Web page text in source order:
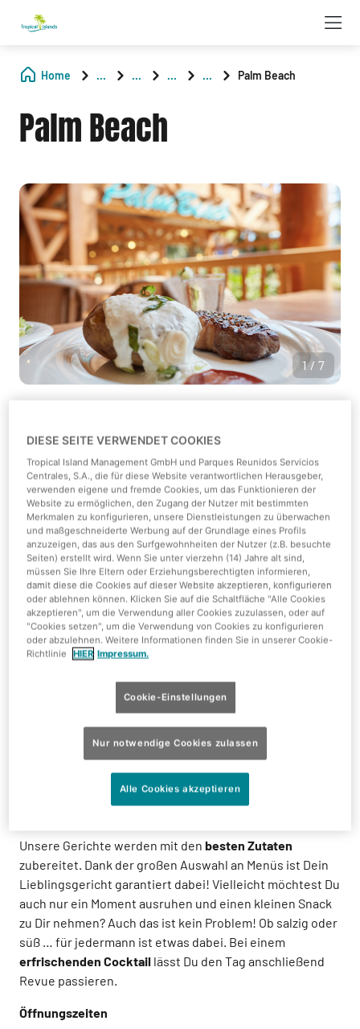
Home ... ... ... ... Palm Beach
Palm Beach
1/7
Á la carte
Vegan
€€
Mehr Details anzeigen
Das beste Essen gibt es im Palm Beach
Essen und dabei auf die Südsee blicken?
Stell Dir vor, Du sitzt beim Essen und hast den schönsten
Blick auf die Südsee, eine tropische Landschaft,
Urlaubsfeeling pur …. Genau das bietet Dir das Palm
Beach Restaurant. Ein ganz spezieller Ort im Tropical
Islands, wo Du in einem entspannten Ambiente relaxen
Unsere Gerichte werden mit den besten Zutaten
zubereitet. Dank der großen Auswahl an Menüs ist Dein
Lieblingsgericht garantiert dabei! Vielleicht möchtest Du
auch nur ein Moment ausruhen und einen kleinen Snack
zu Dir nehmen? Auch das ist kein Problem! Ob salzig oder
süß … für jedermann ist etwas dabei. Bei einem
erfrischenden Cocktail lässt Du den Tag anschließend
Revue passieren.
Öffnungszeiten
DIESE SEITE VERWENDET COOKIES
Tropical Island Management GmbH und Parques Reunidos Servicios
Centrales, S.A., die für diese Website verantwortlichen Herausgeber,
verwenden eigene und fremde Cookies, um das Funktionieren der
Website zu ermöglichen, den Zugang der Nutzer mit bestimmten
Merkmalen zu konfigurieren, unsere Dienstleistungen zu überwachen
und maßgeschneiderte Werbung auf der Grundlage eines Profils
anzuzeigen, das aus den Surfgewohnheiten der Nutzer (z.B. besuchte
Seiten) erstellt wird. Wenn Sie unter vierzehn (14) Jahre alt sind,
müssen Sie Ihre Eltern oder Erziehungsberechtigten informieren,
damit diese die Cookies auf dieser Website akzeptieren, konfigurieren
oder ablehnen können. Klicken Sie auf die Schaltfläche "Alle Cookies
akzeptieren", um die Verwendung aller Cookies zuzulassen, oder auf
"Cookies setzen", um die Verwendung von Cookies zu konfigurieren
oder abzulehnen. Weitere Informationen finden Sie in unserer Cookie-
Richtlinie
HIER Impressum.
Cookie-Einstellungen
Nur notwendige Cookies zulassen
Alle Cookies akzeptieren